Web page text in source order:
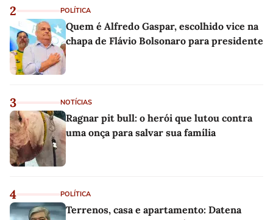
2 POLÍTICA
Quem é Alfredo Gaspar, escolhido vice na
chapa de Flávio Bolsonaro para presidente
3 NOTÍCIAS
Ragnar pit bull: o herói que lutou contra
uma onça para salvar sua família
4 POLÍTICA
Terrenos, casa e apartamento: Datena